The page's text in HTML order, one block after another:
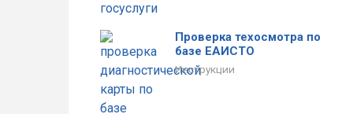
Проверка техосмотра по
базе ЕАИСТО
Инструкции